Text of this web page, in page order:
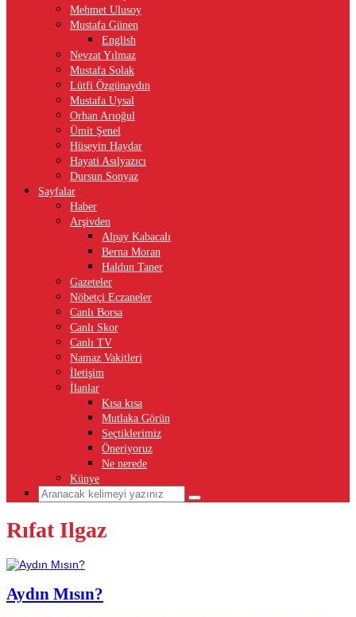
Mehmet Ulusoy
Mustafa Günen
English
Nevzat Yılmaz
Mustafa Solak
Lütfi Özgünaydın
Mustafa Uysal
Orhan Arıoğul
Ümit Şenel
Hüseyin Haydar
Hayati Asılyazıcı
Dursun Sonyaz
Sayfalar
Haber
Arşivden
Alpay Kabacalı
Berna Moran
Haldun Taner
Gazeteler
Nöbetçi Eczaneler
Canlı Borsa
Canlı Skor
Canlı TV
Namaz Vakitleri
İletişim
İlanlar
Kısa kısa
Mutlaka Görün
Seçtiklerimiz
Öneriyoruz
Ne nerede
Künye
Rıfat Ilgaz
Aydın Mısın?